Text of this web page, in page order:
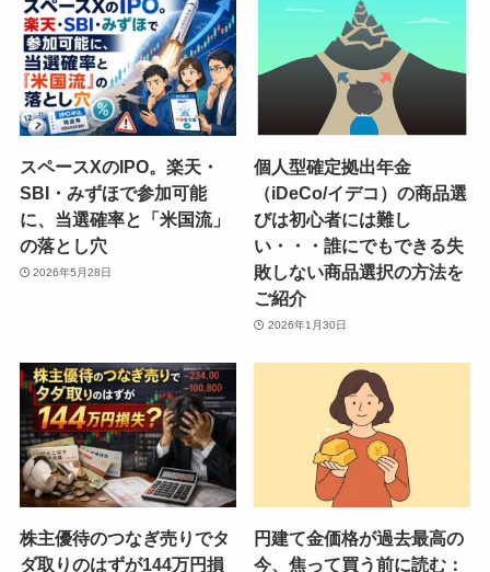
スペースXのIPO。楽天・
SBI・みずほで参加可能
に、当選確率と「米国流」
の落とし穴
2026年5月28日
個人型確定拠出年金
（iDeCo/イデコ）の商品選
びは初心者には難し
い・・・誰にでもできる失
敗しない商品選択の方法を
ご紹介
2026年1月30日
株主優待のつなぎ売りでタ
ダ取りのはずが144万円損
円建て金価格が過去最高の
今、焦って買う前に読む：